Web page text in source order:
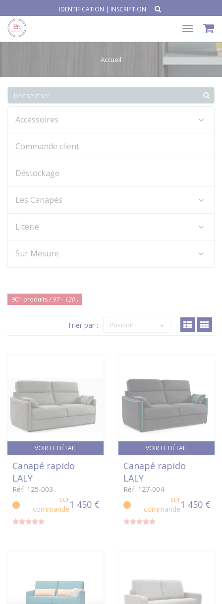
IDENTIFICATION | INSCRIPTION
Toggle
Accueil
Accessoires
Commande client
Déstockage
Les Canapés
Literie
Sur Mesure
901 produits ( 97 - 120 )
Trier par : Position
VOIR LE DÉTAIL
Canapé rapido
LALY
Réf: 125-003
sur
commande1 450 €
VOIR LE DÉTAIL
Canapé rapido
LALY
Réf: 127-004
sur
commande1 450 €